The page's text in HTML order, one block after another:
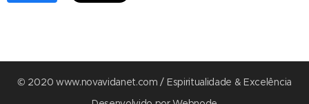
© 2020 www.novavidanet.com / Espiritualidade & Excelência